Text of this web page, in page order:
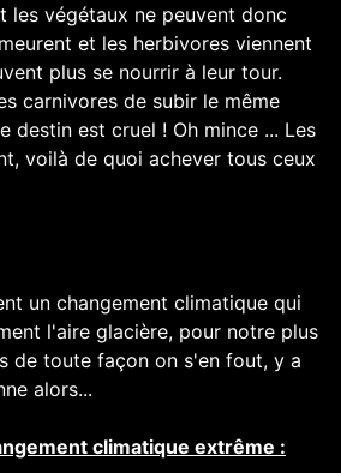
les végétaux ne peuvent donc
et les herbivores viennent
plus se nourrir à leur tour.
carnivores de subir le même
destin est cruel ! Oh mince ... Les
voilà de quoi achever tous ceux
un changement climatique qui
l'aire glacière, pour notre plus
de toute façon on s'en fout, y a
alors...
climatique extrême :